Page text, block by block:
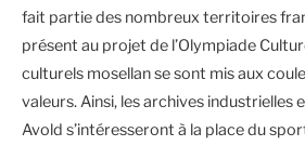
fait partie des nombreux territoires
présent au projet de l’Olympiade
culturels mosellan se sont mis aux
valeurs. Ainsi, les archives industrielles
Avold s’intéresseront à la place du